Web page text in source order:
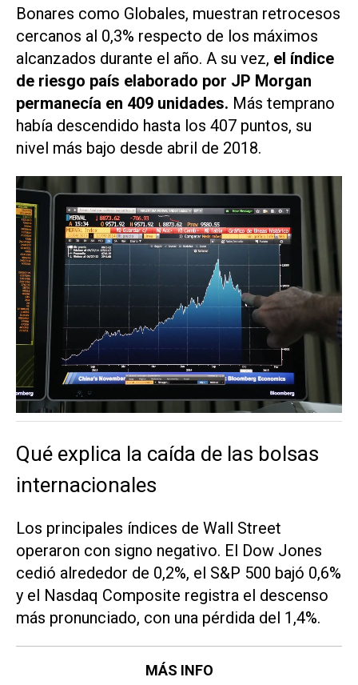
Bonares como Globales, muestran retrocesos
cercanos al 0,3% respecto de los máximos
alcanzados durante el año. A su vez, el índice
de riesgo país elaborado por JP Morgan
permanecía en 409 unidades. Más temprano
había descendido hasta los 407 puntos, su
nivel más bajo desde abril de 2018.
Qué explica la caída de las bolsas
internacionales
Los principales índices de Wall Street
operaron con signo negativo. El Dow Jones
cedió alrededor de 0,2%, el S&P 500 bajó 0,6%
y el Nasdaq Composite registra el descenso
más pronunciado, con una pérdida del 1,4%.
MÁS INFO